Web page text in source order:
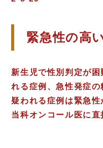
緊急性の高
新生児で性別判定が
れる症例、急性発症
疑われる症例は緊急
当科オンコール医に直